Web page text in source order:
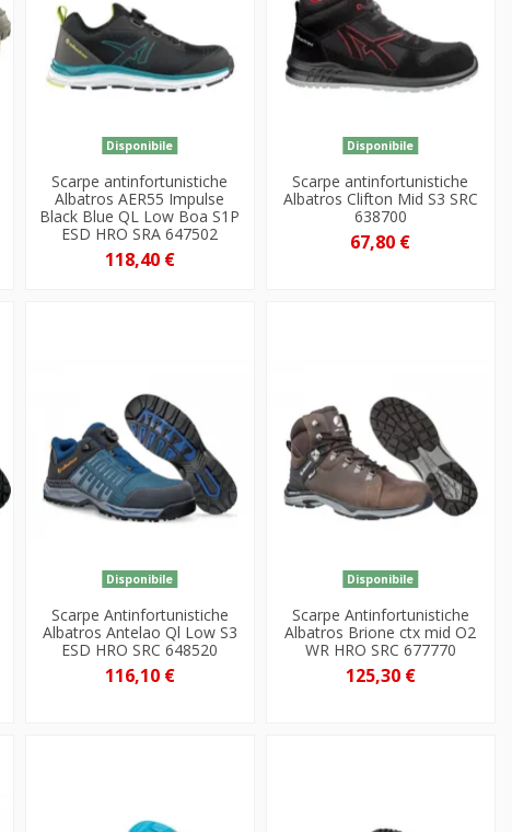
Disponibile
Scarpe antinfortunistiche
Albatros AER55 Impulse
Black Blue QL Low Boa S1P
ESD HRO SRA 647502
118,40 €
Disponibile
Scarpe antinfortunistiche
Albatros Clifton Mid S3 SRC
638700
67,80 €
Disponibile
Scarpe Antinfortunistiche
Albatros Antelao Ql Low S3
ESD HRO SRC 648520
116,10 €
Disponibile
Scarpe Antinfortunistiche
Albatros Brione ctx mid O2
WR HRO SRC 677770
125,30 €